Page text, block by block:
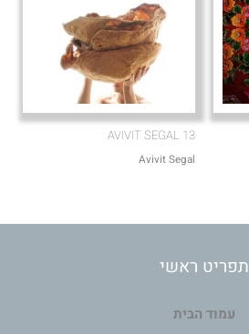
AVIVIT SEGAL 13
Avivit Segal
תפריט ראשי
עמוד הבית